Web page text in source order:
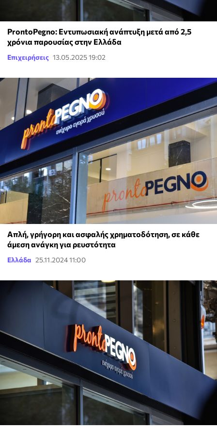
ProntoPegno: Εντυπωσιακή ανάπτυξη μετά από 2,5
χρόνια παρουσίας στην Ελλάδα
Επιχειρήσεις 13.05.2025 19:02
Απλή, γρήγορη και ασφαλής χρηματοδότηση, σε κάθε
άμεση ανάγκη για ρευστότητα
Ελλάδα 25.11.2024 11:00